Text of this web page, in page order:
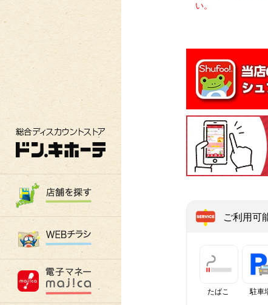
総合ディスカウントストア ドン・キホー
い。
ご利用可
たばこ 駐車